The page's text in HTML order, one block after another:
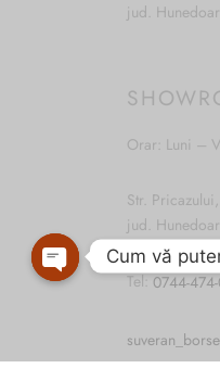
jud.
Orar: Luni –
Str.
jud.
Tel: 0744-
Cum vă
Open